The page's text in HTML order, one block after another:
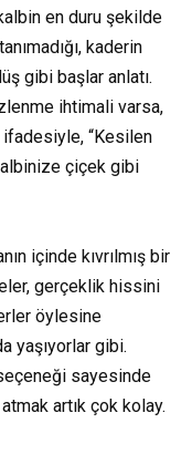
en duru şekilde
kaderin
gibi başlar anlatı.
ihtimali varsa,
ifadesiyle, “Kesilen
çiçek gibi
içinde kıvrılmış bir
gerçeklik hissini
öylesine
yaşıyorlar gibi.
sayesinde
artık çok kolay.